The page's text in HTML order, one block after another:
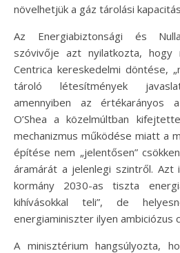
növelhetjük a gáz tárolási
Az Energiabiztonsági és
szóvivője azt nyilatkozta,
Centrica kereskedelmi döntése,
tároló létesítmények
amennyiben az értékarányos
O’Shea a közelmúltban
mechanizmus működése miatt a
építése nem „jelentősen”
áramárát a jelenlegi szintről.
kormány 2030-as tiszta
kihívásokkal teli”, de
energiaminiszter ilyen ambiciózus
A minisztérium hangsúlyozta,